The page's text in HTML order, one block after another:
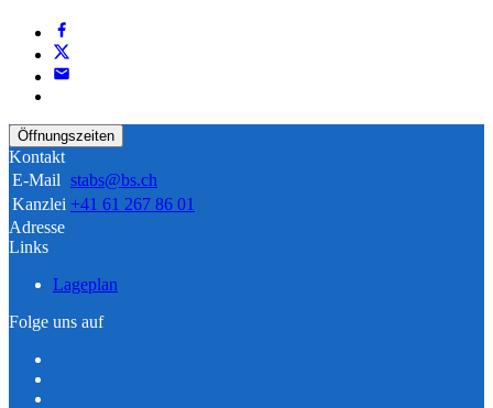
Öffnungszeiten
Kontakt
E-Mail stabs@bs.ch
Kanzlei +41 61 267 86 01
Adresse
Links
Lageplan
Folge uns auf